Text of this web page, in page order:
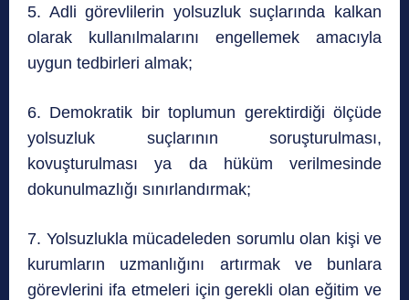
5. Adli görevlilerin yolsuzluk suçlarında kalkan
olarak kullanılmalarını engellemek amacıyla
uygun tedbirleri almak;
6. Demokratik bir toplumun gerektirdiği ölçüde
yolsuzluk suçlarının soruşturulması,
kovuşturulması ya da hüküm verilmesinde
dokunulmazlığı sınırlandırmak;
7. Yolsuzlukla mücadeleden sorumlu olan kişi ve
kurumların uzmanlığını artırmak ve bunlara
görevlerini ifa etmeleri için gerekli olan eğitim ve